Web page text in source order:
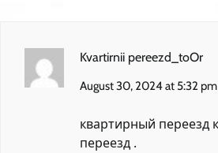
Kvartirnii pereezd_toOr
August 30, 2024 at 5:32 pm
квартирный переезд
переезд .